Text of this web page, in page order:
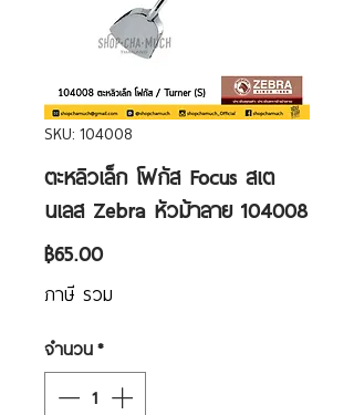
SKU: 104008
ตะหลิวเล็ก โฟกัส Focus สเต
นเลส Zebra หัวม้าลาย 104008
฿65.00ราคา
ภาษี รวม
จำนวน*